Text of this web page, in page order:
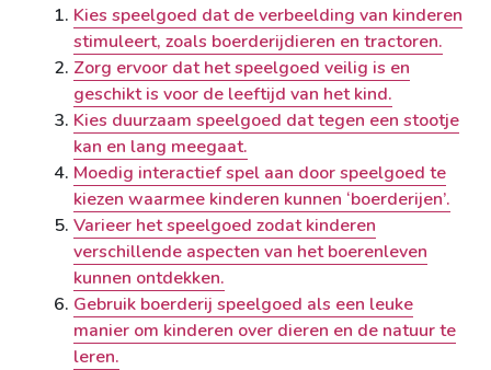
Kies speelgoed dat de verbeelding van kinderen
stimuleert, zoals boerderijdieren en tractoren.
Zorg ervoor dat het speelgoed veilig is en
geschikt is voor de leeftijd van het kind.
Kies duurzaam speelgoed dat tegen een stootje
kan en lang meegaat.
Moedig interactief spel aan door speelgoed te
kiezen waarmee kinderen kunnen ‘boerderijen’.
Varieer het speelgoed zodat kinderen
verschillende aspecten van het boerenleven
kunnen ontdekken.
Gebruik boerderij speelgoed als een leuke
manier om kinderen over dieren en de natuur te
leren.